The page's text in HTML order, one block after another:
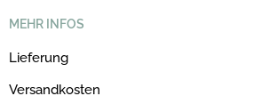
MEHR INFOS
Lieferung
Versandkosten